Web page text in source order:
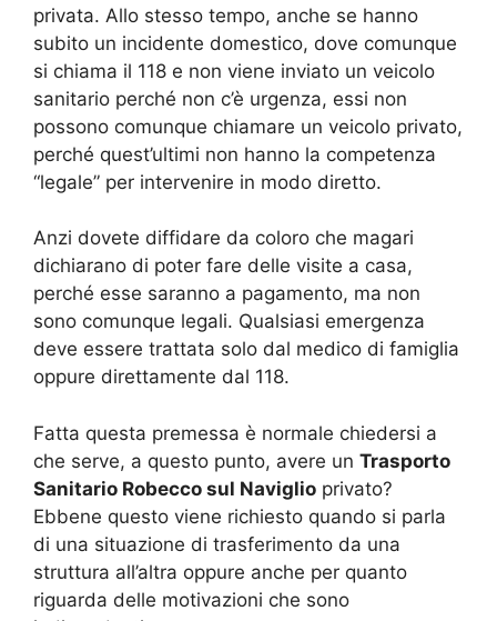
privata. Allo stesso tempo, anche se hanno
subito un incidente domestico, dove comunque
si chiama il 118 e non viene inviato un veicolo
sanitario perché non c’è urgenza, essi non
possono comunque chiamare un veicolo privato,
perché quest’ultimi non hanno la competenza
“legale” per intervenire in modo diretto.
Anzi dovete diffidare da coloro che magari
dichiarano di poter fare delle visite a casa,
perché esse saranno a pagamento, ma non
sono comunque legali. Qualsiasi emergenza
deve essere trattata solo dal medico di famiglia
oppure direttamente dal 118.
Fatta questa premessa è normale chiedersi a
che serve, a questo punto, avere un Trasporto
Sanitario Robecco sul Naviglio privato?
Ebbene questo viene richiesto quando si parla
di una situazione di trasferimento da una
struttura all’altra oppure anche per quanto
riguarda delle motivazioni che sono